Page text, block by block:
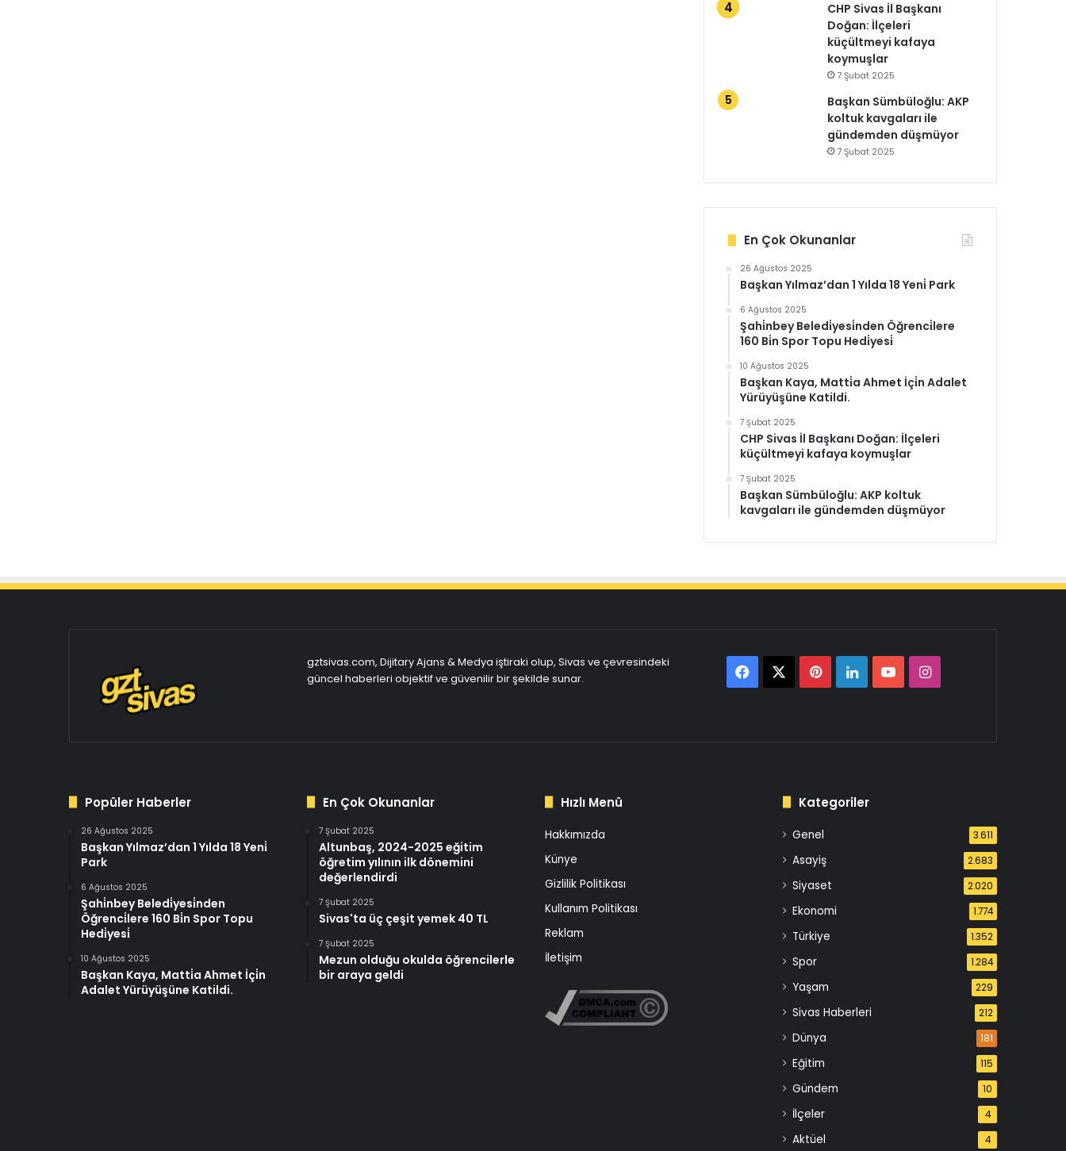
CHP Sivas İl Başkanı
Doğan: İlçeleri
küçültmeyi kafaya
koymuşlar
7 Şubat 2025
Başkan Sümbüloğlu: AKP
koltuk kavgaları ile
gündemden düşmüyor
7 Şubat 2025
En Çok Okunanlar
26 Ağustos 2025
Başkan Yılmaz’dan 1 Yılda 18 Yeni̇ Park
6 Ağustos 2025
Şahi̇nbey Beledi̇yesi̇nden Öğrenci̇lere
160 Bi̇n Spor Topu Hedi̇yesi̇
10 Ağustos 2025
Başkan Kaya, Matti̇a Ahmet İçi̇n Adalet
Yürüyüşüne Katildi.
7 Şubat 2025
CHP Sivas İl Başkanı Doğan: İlçeleri
küçültmeyi kafaya koymuşlar
7 Şubat 2025
Başkan Sümbüloğlu: AKP koltuk
kavgaları ile gündemden düşmüyor
gztsivas.com, Dijitary Ajans & Medya iştiraki olup, Sivas ve çevresindeki
güncel haberleri objektif ve güvenilir bir şekilde sunar.
FacebookPinterest
LinkedInYouTubeInstagram
Popüler Haberler
26 Ağustos 2025
Başkan Yılmaz’dan 1 Yılda 18 Yeni̇
Park
6 Ağustos 2025
Şahi̇nbey Beledi̇yesi̇nden
Öğrenci̇lere 160 Bi̇n Spor Topu
Hedi̇yesi̇
10 Ağustos 2025
Başkan Kaya, Matti̇a Ahmet İçi̇n
Adalet Yürüyüşüne Katildi.
En Çok Okunanlar
7 Şubat 2025
Altunbaş, 2024-2025 eğitim
öğretim yılının ilk dönemini
değerlendirdi
7 Şubat 2025
Sivas'ta üç çeşit yemek 40 TL
7 Şubat 2025
Mezun olduğu okulda öğrencilerle
bir araya geldi
Hızlı Menü
Hakkımızda
Künye
Gizlilik Politikası
Kullanım Politikası
Reklam
İletişim
Kategoriler
Genel 3.611
Asayiş 2.683
Siyaset 2.020
Ekonomi 1.774
Türkiye 1.352
Spor 1.284
Yaşam 229
Sivas Haberleri 212
Dünya 181
Eğitim 115
Gündem 10
İlçeler 4
Aktüel 4